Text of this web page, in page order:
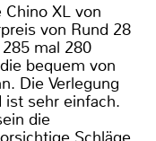
XL von
von Rund 28
mal 280
bequem von
Die Verlegung
sehr einfach.
die